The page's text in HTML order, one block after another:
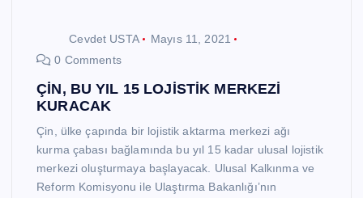
Cevdet USTA
Mayıs 11, 2021
0 Comments
ÇİN, BU YIL 15 LOJİSTİK MERKEZİ
KURACAK
Çin, ülke çapında bir lojistik aktarma merkezi ağı
kurma çabası bağlamında bu yıl 15 kadar ulusal lojistik
merkezi oluşturmaya başlayacak. Ulusal Kalkınma ve
Reform Komisyonu ile Ulaştırma Bakanlığı’nın